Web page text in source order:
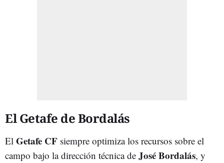
El Getafe de Bordalás
El Getafe CF siempre optimiza los recursos sobre el
campo bajo la dirección técnica de José Bordalás, y